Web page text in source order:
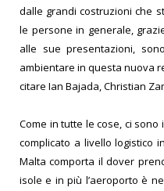
dalle grandi costruzioni che
le persone in generale,
alle sue presentazioni,
ambientare in questa nuova
citare Ian Bajada, Christian
Come in tutte le cose, ci
complicato a livello logistico
Malta comporta il dover
isole e in più l’aeroporto è